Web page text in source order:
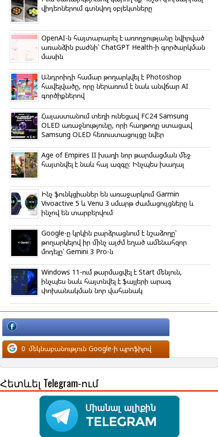
k
m
s
s
i
k
i
p
վիդեոներում գտնվող օբյեկտները
OpenAI-ն հայտարարել է առողջությանը նվիրված
առանձին բաժնի՝ ChatGPT Health-ի գործարկման
մասին
Անդրոիդի համար թողարկվել է Photoshop
հավելվածը, որը ներառում է նաև անվճար AI
գործիքներով
Հայաստանում տեղի ունեցավ FC24 Samsung
OLED առաջնությունը, որի հաղթողը ստացավ
Samsung OLED հեռուստացույցը նվեր
Age of Empires II խաղի նոր թարմացման մեջ
հայտնվել է նաև հայ ազգը: Ինչպես խաղալ
Ինչ ֆունկցիաներ են առաջարկում Garmin
Vivoactive 5 և Venu 3 սմարթ ժամացույցները և
ինչով են տարբերվում
Google-ը կրկին բարձրացնում է նշաձողը՝
թողարկելով իր մինչ այժմ եղած ամենահզոր
մոդելը՝ Gemini 3 Pro-ն
Windows 11-ում թարմացվել է Start մենյուն,
ինչպես նաև հայտնվել է ֆայլերի արագ
փոխանակման նոր վահանակ
մեկնաբանություն Facebook-ի պրոֆիլով
0 մեկնաբանություն Google-ի պրոֆիլով
Հետևել Telegram-ում